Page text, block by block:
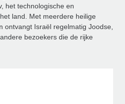
het technologische en
land. Met meerdere heilige
ontvangt Israël regelmatig Joodse,
bezoekers die de rijke